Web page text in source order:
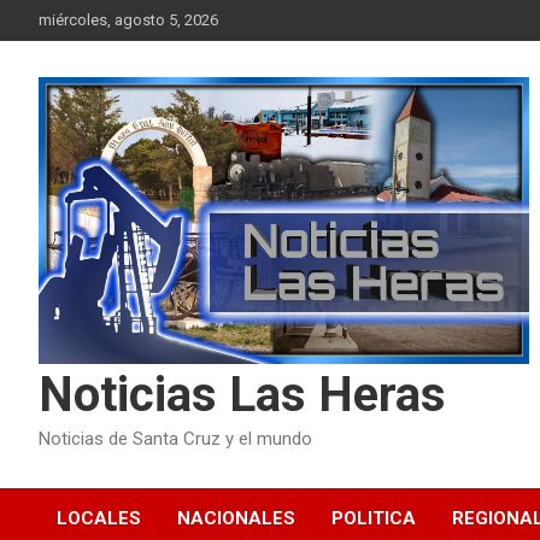
to
miércoles, agosto 5, 2026
Noticias Las Heras
Noticias de Santa Cruz y el mundo
LOCALES NACIONALES POLITICA